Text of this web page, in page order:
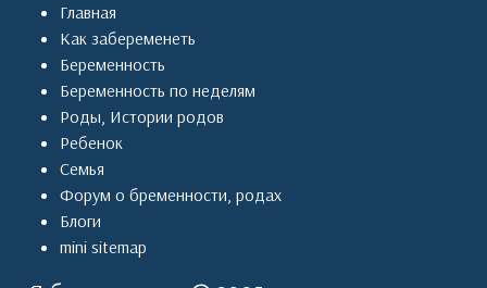
Главная
Как забеременеть
Беременность
Беременность по неделям
Роды, Истории родов
Ребенок
Семья
Форум о бременности, родах
Блоги
mini sitemap